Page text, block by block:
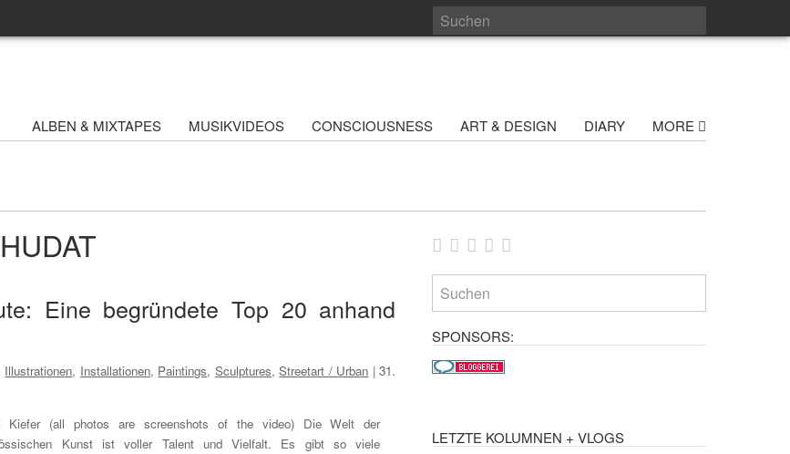
ALBEN & MIXTAPES MUSIKVIDEOS CONSCIOUSNESS ART & DESIGN DIARY MORE
Eine begründete Top 20 anhand
Illustrationen, Installationen, Paintings, Sculptures,Streetart / Urban |31.
Kiefer (all photos are screenshots of the video) Die Welt der
Kunst ist voller Talent und Vielfalt. Es gibt so viele
SPONSORS:
LETZTE KOLUMNEN + VLOGS